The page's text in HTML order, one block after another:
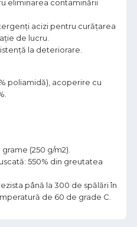
eliminarea contaminării
acizi pentru curățarea
de lucru.
la deteriorare.
poliamidă), acoperire cu
(250 g/m2).
550% din greutatea
până la 300 de spălări în
de 60 de grade C.